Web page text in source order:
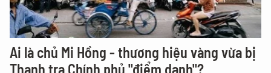
Ai là chủ Mi Hồng - thương hiệu vàng vừa bị
Thanh tra Chính phủ "điểm danh"?